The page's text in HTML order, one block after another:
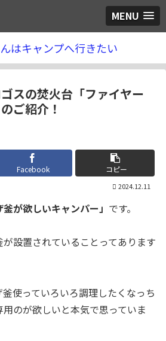
MENU
スの焚火台「ファイヤー
ご紹介！
Facebook コピー
2024.12.11
釜が欲しいキャンパー」 です。
設置されていることってあります
使っていろいろ調理したくなっち
のが欲しいと本気で思っていま